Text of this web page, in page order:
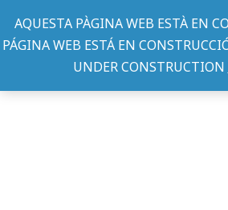
AQUESTA PÀGINA WEB ESTÀ EN
PÁGINA WEB ESTÁ EN
UNDER CONSTRUCTION